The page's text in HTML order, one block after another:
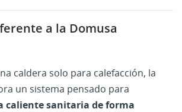
a la Domusa
caldera solo para calefacción, la
un sistema pensado para
caliente sanitaria de forma